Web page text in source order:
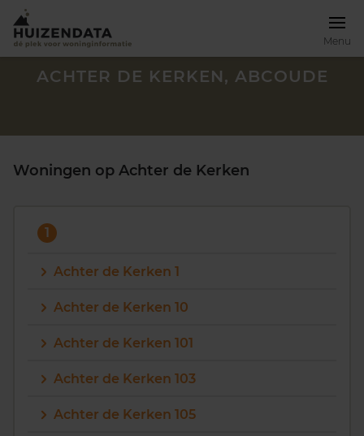
Menu
ACHTER DE KERKEN, ABCOUDE
Woningen op Achter de Kerken
1
Achter de Kerken 1
Achter de Kerken 10
Achter de Kerken 101
Achter de Kerken 103
Achter de Kerken 105